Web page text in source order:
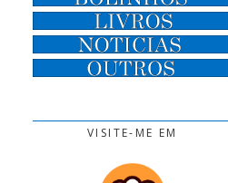
VISITE-ME EM